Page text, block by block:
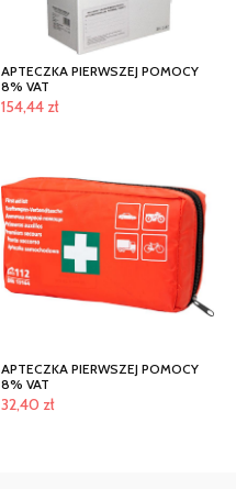
APTECZKA PIERWSZEJ POMOCY
8% VAT
154,44 zł
APTECZKA PIERWSZEJ POMOCY
8% VAT
32,40 zł